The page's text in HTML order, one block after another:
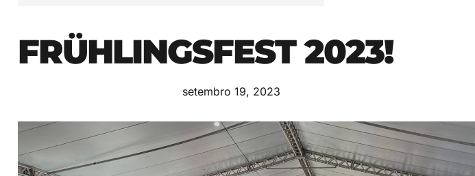
FRÜHLINGSFEST 2023!
setembro 19, 2023